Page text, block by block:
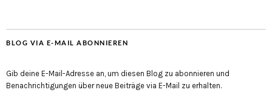
BLOG VIA E-MAIL ABONNIEREN
Gib deine E-Mail-Adresse an, um diesen Blog zu abonnieren und
Benachrichtigungen über neue Beiträge via E-Mail zu erhalten.